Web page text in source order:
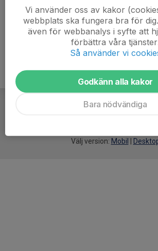
Välj version: Mobil
Vi använder oss av kakor
webbplats ska fungera bra för
även för webbanalys i syfte att
förbättra våra
Så använder vi
Godkänn alla kakor
Bara nödvändiga